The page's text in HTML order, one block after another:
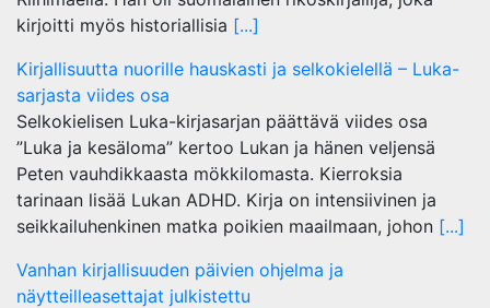
kirjoitti myös historiallisia [...]
Kirjallisuutta nuorille hauskasti ja selkokielellä – Luka-
sarjasta viides osa
Selkokielisen Luka-kirjasarjan päättävä viides osa
”Luka ja kesäloma” kertoo Lukan ja hänen veljensä
Peten vauhdikkaasta mökkilomasta. Kierroksia
tarinaan lisää Lukan ADHD. Kirja on intensiivinen ja
seikkailuhenkinen matka poikien maailmaan, johon [...]
Vanhan kirjallisuuden päivien ohjelma ja
näytteilleasettajat julkistettu